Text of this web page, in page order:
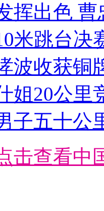
挥出色
米跳台决
波收获铜
姐20公里
子五十公
击查看中